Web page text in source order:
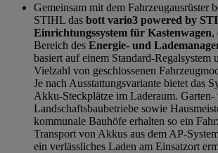
Gemeinsam mit dem Fahrzeugausrüster
STIHL das bott vario3 powered by
Einrichtungssystem für Kastenwagen,
Bereich des Energie- und
basiert auf einem Standard-Regalsystem
Vielzahl von geschlossenen
Je nach Ausstattungsvariante bietet das
Akku-Steckplätze im Laderaum. Garten-
Landschaftsbaubetriebe sowie
kommunale Bauhöfe erhalten so ein
Transport von Akkus aus dem AP-
ein verlässliches Laden am Einsatzort